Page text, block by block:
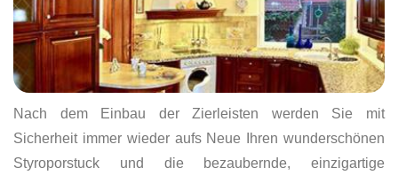
Nach dem Einbau der Zierleisten werden Sie mit
Sicherheit immer wieder aufs Neue Ihren wunderschönen
Styroporstuck und die bezaubernde, einzigartige